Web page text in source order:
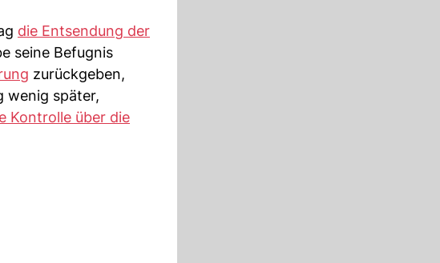
die Entsendung der
seine Befugnis
zurückgeben,
wenig später,
Kontrolle über die